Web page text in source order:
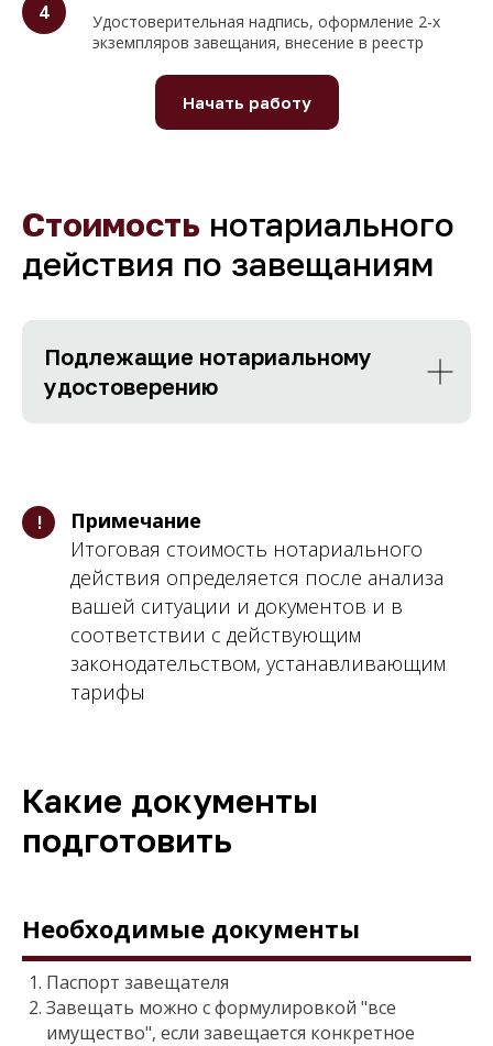
Удостоверительная надпись, оформление 2-х
экземпляров завещания, внесение в реестр
Начать работу
Стоимость нотариального
действия по завещаниям
Подлежащие нотариальному
удостоверению
!
Примечание
Итоговая стоимость нотариального
действия определяется после анализа
вашей ситуации и документов и в
соответствии с действующим
законодательством, устанавливающим
тарифы
Какие документы
подготовить
Необходимые документы
Паспорт завещателя
Завещать можно с формулировкой "все
имущество", если завещается конкретное